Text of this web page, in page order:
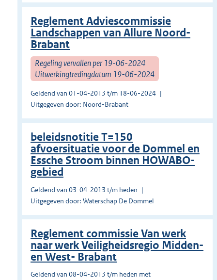
Reglement Adviescommissie
Landschappen van Allure Noord-
Brabant
Regeling vervallen per 19-06-2024
Uitwerkingtredingdatum 19-06-2024
Geldend van 01-04-2013 t/m 18-06-2024
Uitgegeven door: Noord-Brabant
beleidsnotitie T=150
afvoersituatie voor de Dommel en
Essche Stroom binnen HOWABO-
gebied
Geldend van 03-04-2013 t/m heden
Uitgegeven door: Waterschap De Dommel
Reglement commissie Van werk
naar werk Veiligheidsregio Midden-
en West- Brabant
Geldend van 08-04-2013 t/m heden met